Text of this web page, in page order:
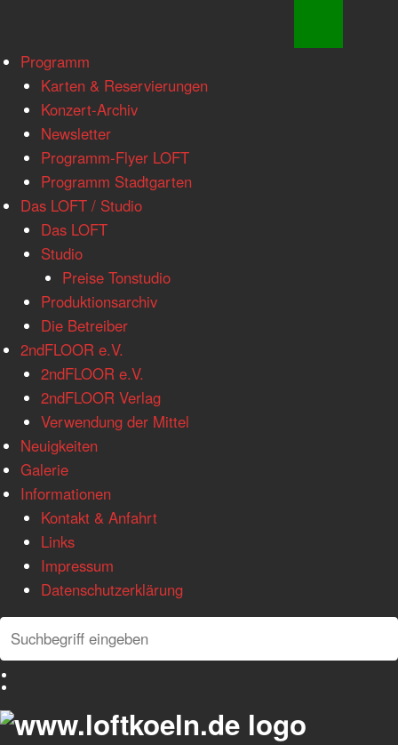
www.loftkoeln.de
navigation
Skip
content
Programm
Karten & Reservierungen
Konzert-Archiv
Newsletter
Programm-Flyer LOFT
Programm Stadtgarten
Das LOFT / Studio
Das LOFT
Studio
Preise Tonstudio
Produktionsarchiv
Die Betreiber
2ndFLOOR e.V.
2ndFLOOR e.V.
2ndFLOOR Verlag
Verwendung der Mittel
Neuigkeiten
Galerie
Informationen
Kontakt & Anfahrt
Links
Impressum
Datenschutzerklärung
Search
Search